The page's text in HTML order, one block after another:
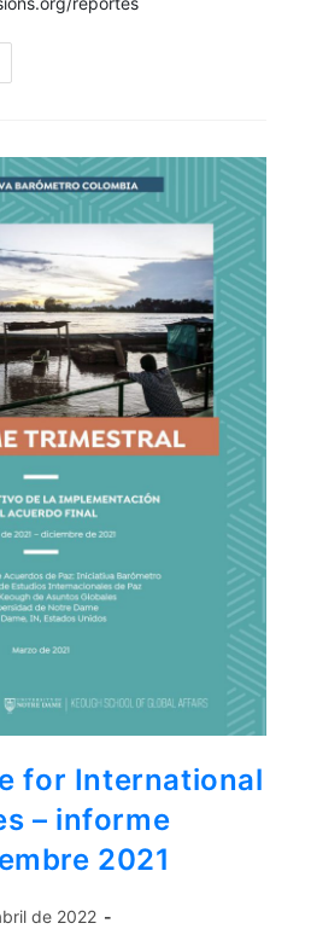
for International
– informe
2021
de 2022